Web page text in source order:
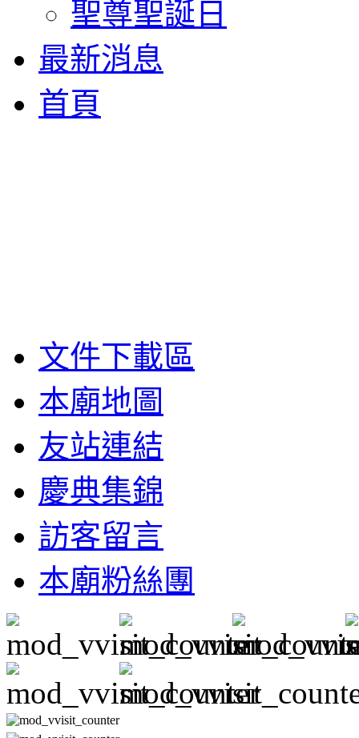
聖尊聖誕日
最新消息
首頁
文件下載區
本廟地圖
友站連結
慶典集錦
訪客留言
本廟粉絲團